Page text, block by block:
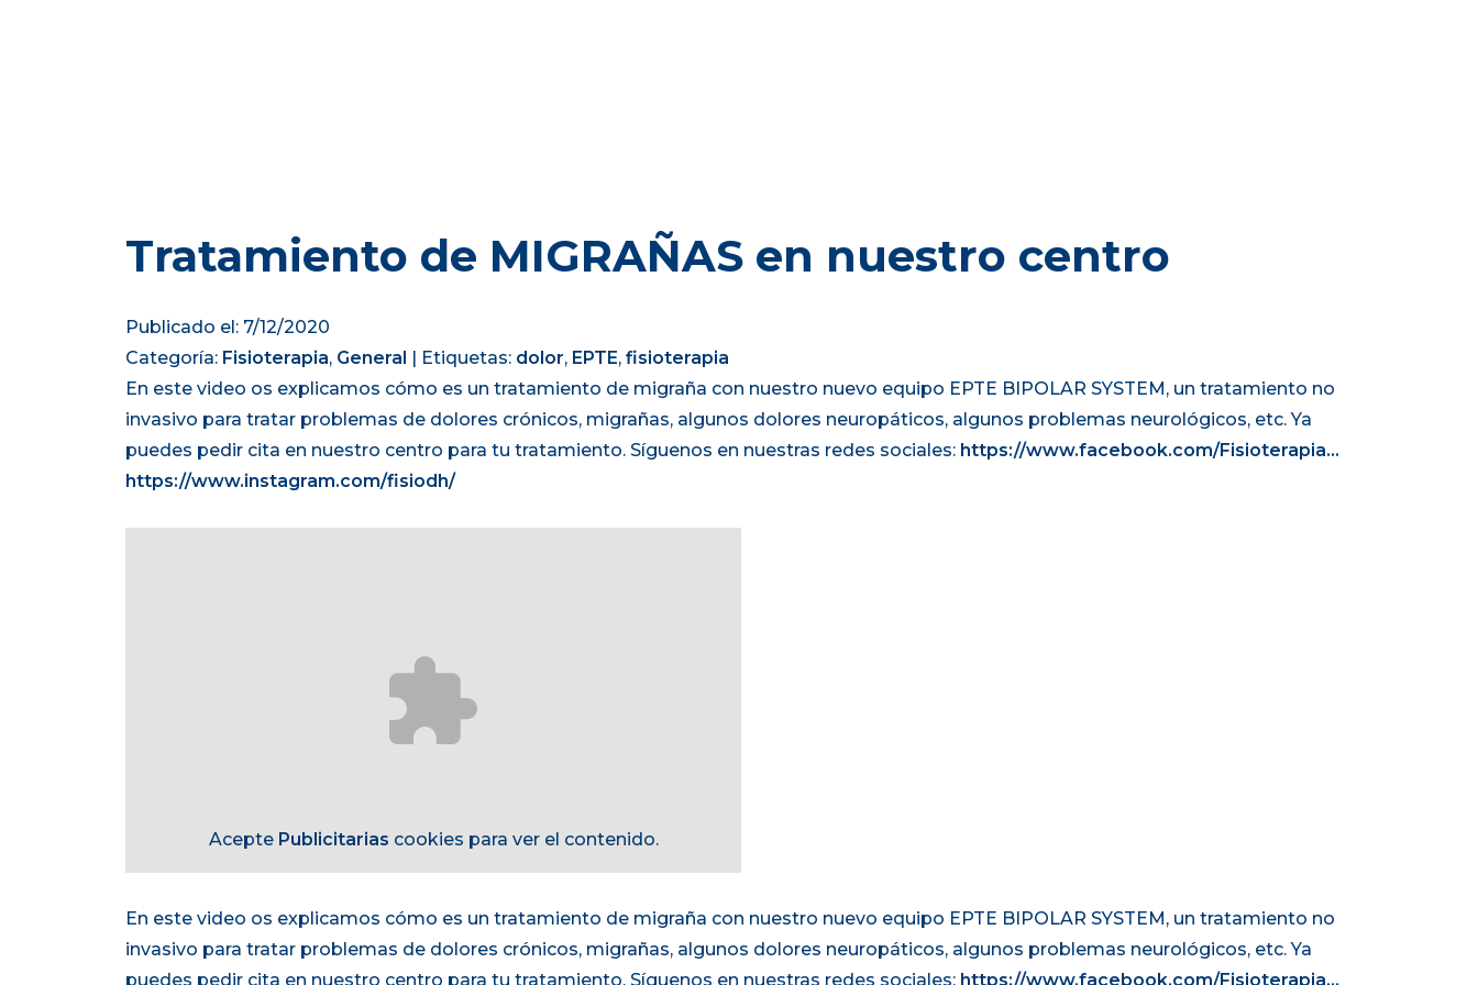
Tratamiento de MIGRAÑAS en nuestro centro
Publicado el: 7/12/2020
Categoría: Fisioterapia, General | Etiquetas: dolor, EPTE, fisioterapia
En este video os explicamos cómo es un tratamiento de migraña con nuestro nuevo equipo EPTE BIPOLAR SYSTEM, un tratamiento no
invasivo para tratar problemas de dolores crónicos, migrañas, algunos dolores neuropáticos, algunos problemas neurológicos, etc. Ya
puedes pedir cita en nuestro centro para tu tratamiento. Síguenos en nuestras redes sociales: https://www.facebook.com/Fisioterapia…
https://www.instagram.com/fisiodh/
Acepte Publicitarias cookies para ver el contenido.
En este video os explicamos cómo es un tratamiento de migraña con nuestro nuevo equipo EPTE BIPOLAR SYSTEM, un tratamiento no
invasivo para tratar problemas de dolores crónicos, migrañas, algunos dolores neuropáticos, algunos problemas neurológicos, etc. Ya
puedes pedir cita en nuestro centro para tu tratamiento. Síguenos en nuestras redes sociales: https://www.facebook.com/Fisioterapia…